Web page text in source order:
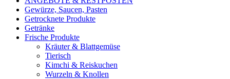
Gewürze, Saucen, Pasten
Getrocknete Produkte
Getränke
Frische Produkte
Kräuter & Blattgemüse
Tierisch
Kimchi & Reiskuchen
Wurzeln & Knollen